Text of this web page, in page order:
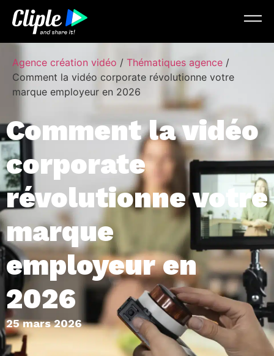
Agence création vidéo / Thématiques agence /
Comment la vidéo corporate révolutionne votre
marque employeur en 2026
Comment la vidéo
corporate
révolutionne votre
marque
employeur en
2026
25 mars 2026